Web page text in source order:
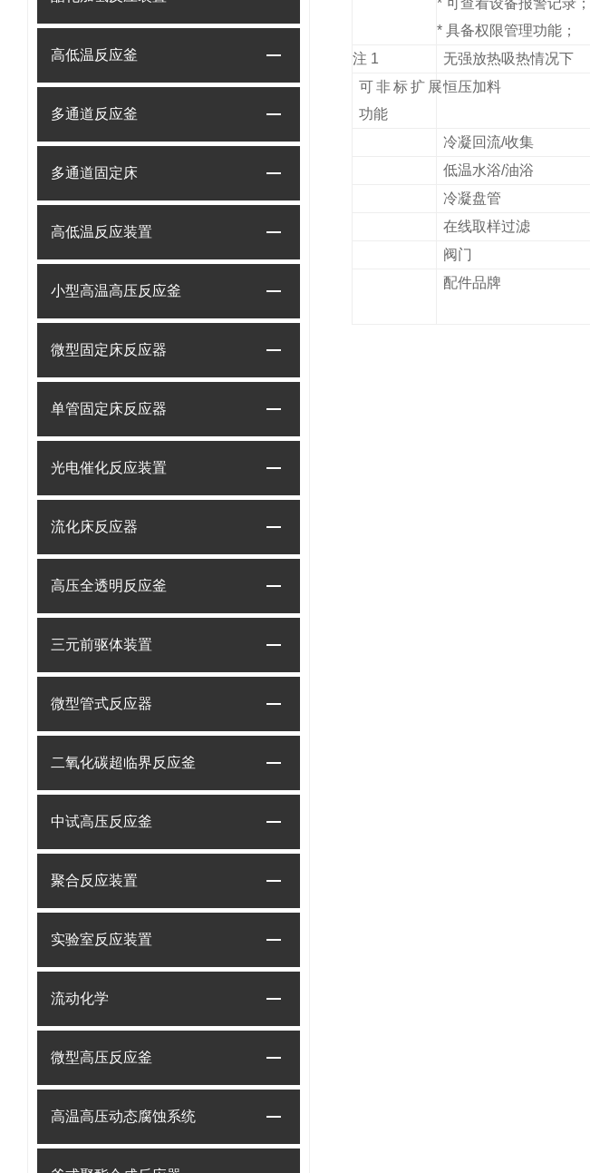
高低温反应釜
多通道反应釜
多通道固定床
高低温反应装置
小型高温高压反应釜
微型固定床反应器
单管固定床反应器
光电催化反应装置
流化床反应器
高压全透明反应釜
三元前驱体装置
微型管式反应器
二氧化碳超临界反应釜
中试高压反应釜
聚合反应装置
实验室反应装置
流动化学
微型高压反应釜
高温高压动态腐蚀系统
* 可查看设备报警记录；
* 具备权限管理功能；
注 1
无强放热吸热情况下
可非标扩展
功能
恒压加料
冷凝回流/收集
低温水浴/油浴
冷凝盘管
在线取样过滤
阀门
配件品牌